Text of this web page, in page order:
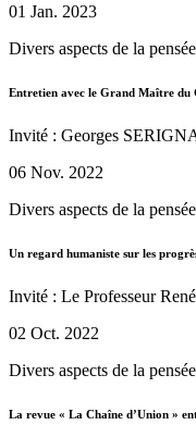
01 Jan. 2023
Divers aspects de la
Entretien avec le Grand Maître du
Invité : Georges
06 Nov. 2022
Divers aspects de la
Un regard humaniste sur les
Invité : Le Professeur
02 Oct. 2022
Divers aspects de la
La revue « La Chaîne d’Union »